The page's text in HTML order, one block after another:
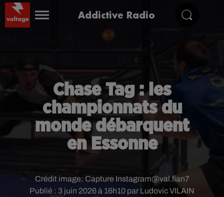
Addictive Radio
Chase Tag : les
championnats du
monde débarquent
en Essonne
Publié : 3 juin 2026 à 16h10 par Ludovic VILAIN
Crédit image: Capture Instagram@val.fian7